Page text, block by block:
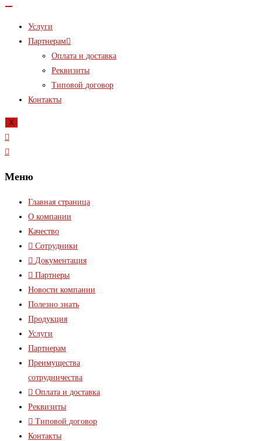
Услуги
Партнерам
Оплата и доставка
Реквизиты
Типовой договор
Контакты
X
Меню
Главная страница
О компании
Качество
Сотрудники
Документация
Партнеры
Новости компании
Полезно знать
Продукция
Услуги
Партнерам
Преимущества
сотрудничества
Оплата и доставка
Реквизиты
Типовой договор
Контакты